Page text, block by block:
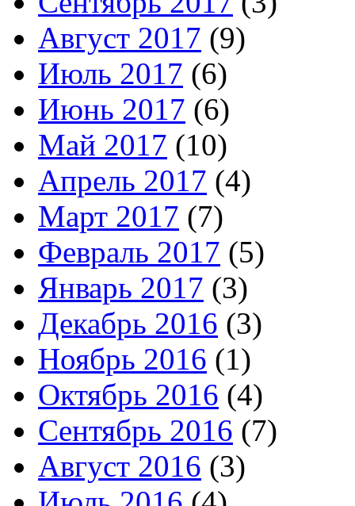
Август 2017 (9)
Июль 2017 (6)
Июнь 2017 (6)
Май 2017 (10)
Апрель 2017 (4)
Март 2017 (7)
Февраль 2017 (5)
Январь 2017 (3)
Декабрь 2016 (3)
Ноябрь 2016 (1)
Октябрь 2016 (4)
Сентябрь 2016 (7)
Август 2016 (3)